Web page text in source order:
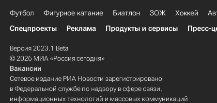
Футбол Фигурное катание Биатлон ЗОЖ Хоккей
Спецпроекты
Реклама Продукты и сервисы Пресс-
Версия 2023.1 Beta
© 2026 МИА «Россия сегодня»
Вакансии
Сетевое издание РИА Новости зарегистрировано
в Федеральной службе по надзору в сфере связи,
информационных технологий и массовых коммуникаций